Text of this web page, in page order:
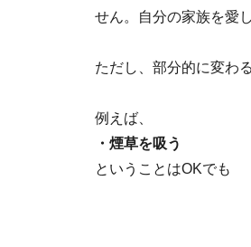
せん。自分の家族を愛
ただし、部分的に変わ
例えば、
・煙草を吸う
ということはOKでも